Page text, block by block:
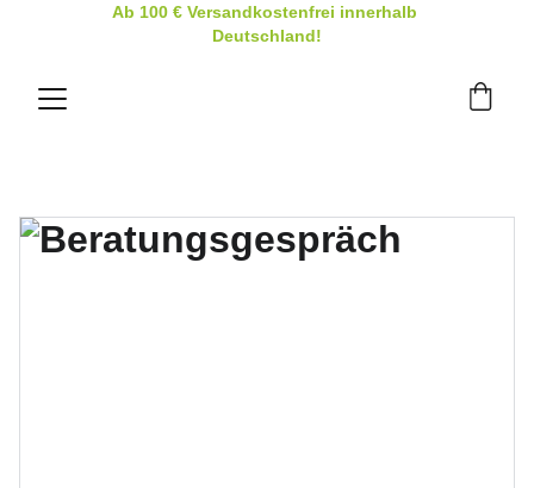
Ab 100 € Versandkostenfrei innerhalb
Deutschland!